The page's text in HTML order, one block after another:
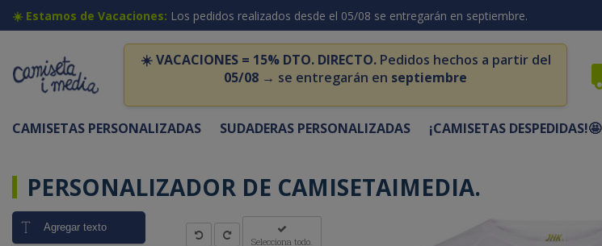
☀️ Estamos de Vacaciones: Los pedidos realizados desde el 05/08 se entregarán en septiembre.
☀️VACACIONES = 15% DTO. DIRECTO.Pedidos hechos a partir del
05/08 → se entregarán en septiembre
CAMISETAS PERSONALIZADAS SUDADERAS PERSONALIZADAS ¡CAMISETAS DESPEDIDAS!🤩
PERSONALIZADOR DE CAMISETAIMEDIA.